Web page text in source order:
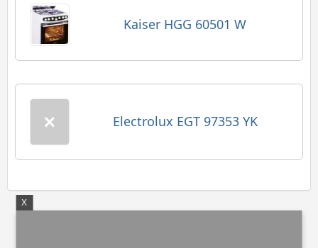
X
Kaiser HGG 60501 W
Electrolux EGT 97353 YK